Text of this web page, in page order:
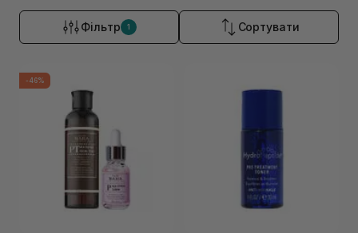
Фільтр 1 Сортувати
-46%